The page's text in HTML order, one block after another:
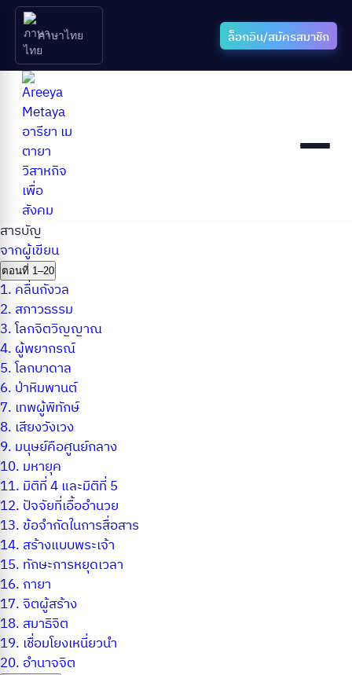
ภาษาไทย ล็อกอิน/สมัครสมาชิก
สารบัญ
จากผู้เขียน
ตอนที่ 1–20
1. คลื่นกังวล
2. สภาวธรรม
3.โลกจิตวิญญาณ
4. ผู้พยากรณ์
5.โลกบาดาล
6. ป่าหิมพานต์
7. เทพผู้พิทักษ์
8. เสียงวังเวง
9. มนุษย์คือศูนย์กลาง
10. มหายุค
11. มิติที่ 4 และมิติที่ 5
12. ปัจจัยที่เอื้ออำนวย
13. ข้อจำกัดในการสื่อสาร
14. สร้างแบบพระเจ้า
15. ทักษะการหยุดเวลา
16. กายา
17.จิตผู้สร้าง
18. สมาธิจิต
19. เชื่อมโยงเหนี่ยวนำ
20. อำนาจจิต